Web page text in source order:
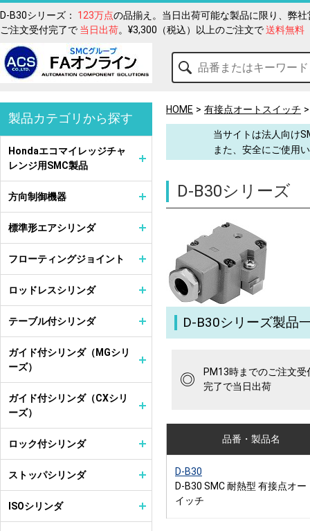
D-B30シリーズ： 123万点の品揃え。当日出荷可能な製品に限り、弊
ご注文受付完了で 当日出荷。¥3,300（税込）以上のご注文で送料無料
HOME 有接点オートスイッチ
当サイトは法人向け
また、安全にご使用
D-B30シリーズ
D-B30シリーズ製品
◎
PM13時までのご注文受
完了で当日出荷
品番・製品名
D-B30
D-B30 SMC 耐熱型 有接点オー
イッチ
製品カテゴリから探す
Hondaエコマイレッジチャ
レンジ用SMC製品
方向制御機器
標準形エアシリンダ
フローティングジョイント
ロッドレスシリンダ
テーブル付シリンダ
ガイド付シリンダ（MGシリ
ーズ）
ガイド付シリンダ（CXシリ
ーズ）
ロック付シリンダ
ストッパシリンダ
ISOシリンダ